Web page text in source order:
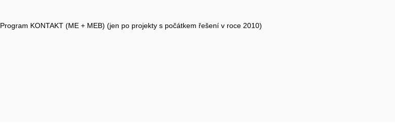
KONTAKT (ME + MEB) (jen po projekty s počátkem řešení v roce 2010)